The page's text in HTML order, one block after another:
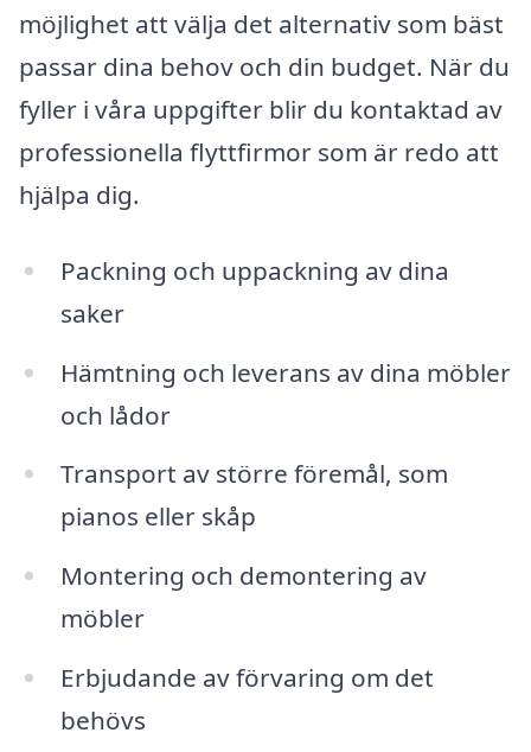
möjlighet att välja det alternativ som bäst
passar dina behov och din budget. När du
fyller i våra uppgifter blir du kontaktad av
professionella flyttfirmor som är redo att
hjälpa dig.
Packning och uppackning av dina
saker
Hämtning och leverans av dina möbler
och lådor
Transport av större föremål, som
pianos eller skåp
Montering och demontering av
möbler
Erbjudande av förvaring om det
behövs